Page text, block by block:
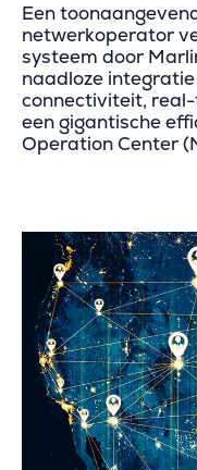
Een
netwerkoperator
systeem door
naadloze
connectiviteit,
een gigantische
Operation Center